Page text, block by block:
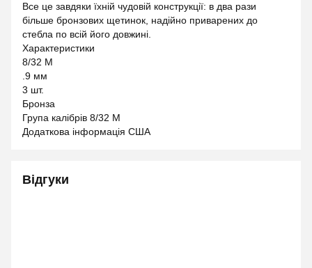
Все це завдяки їхній чудовій конструкції: в два рази
більше бронзових щетинок, надійно приварених до
стебла по всій його довжині.
Характеристики
8/32 M
.9 мм
3 шт.
Бронза
Група калібрів 8/32 M
Додаткова інформація США
Відгуки